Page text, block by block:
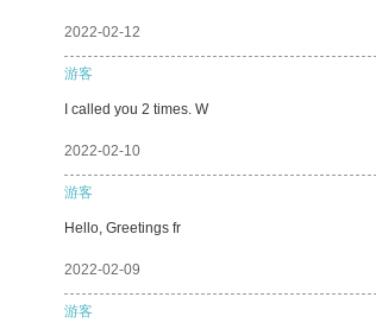
2022-02-12
游客
I called you 2 times. W
2022-02-10
游客
Hello, Greetings fr
2022-02-09
游客